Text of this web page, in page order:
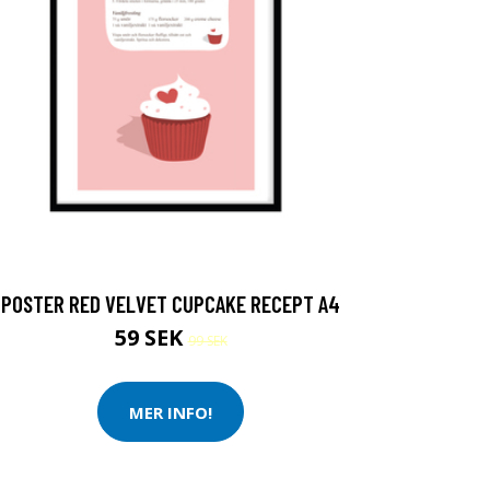
POSTER RED VELVET CUPCAKE RECEPT A4
59 SEK99 SEK
MER INFO!